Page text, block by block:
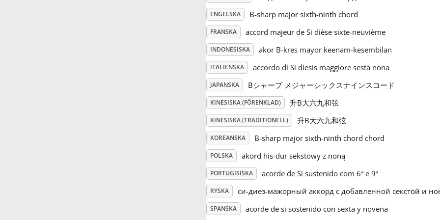
ENGELSKA B-sharp major sixth-ninth chord
FRANSKA accord majeur de Si dièse sixte-neuvième
INDONESISKA akor B-kres mayor keenam-kesembilan
ITALIENSKA accordo di Si diesis maggiore sesta nona
JAPANSKA Bシャープ メジャーシックスナインスコード
KINESISKA (FÖRENKLAD) 升B大六九和弦
KINESISKA (TRADITIONELL) 升B大六九和弦
KOREANSKA B-sharp major sixth-ninth chord chord
POLSKA akord his-dur sekstowy z noną
PORTUGISISKA acorde de Si sustenido com 6ª e 9ª
RYSKA си-диез-мажорный аккорд с добавленной секстой и
SPANSKA acorde de si sostenido con sexta y novena